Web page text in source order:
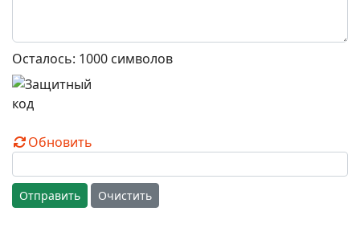
Осталось: 1000 символов
Обновить
Отправить Очистить